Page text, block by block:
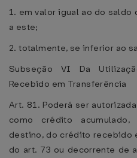
1. em valor igual ao do saldo
a este;
2. totalmente, se inferior ao
Subseção VI Da
Recebido em Transferência
Art. 81. Poderá ser
como crédito
destino, do crédito recebido
do art. 73 ou decorrente de